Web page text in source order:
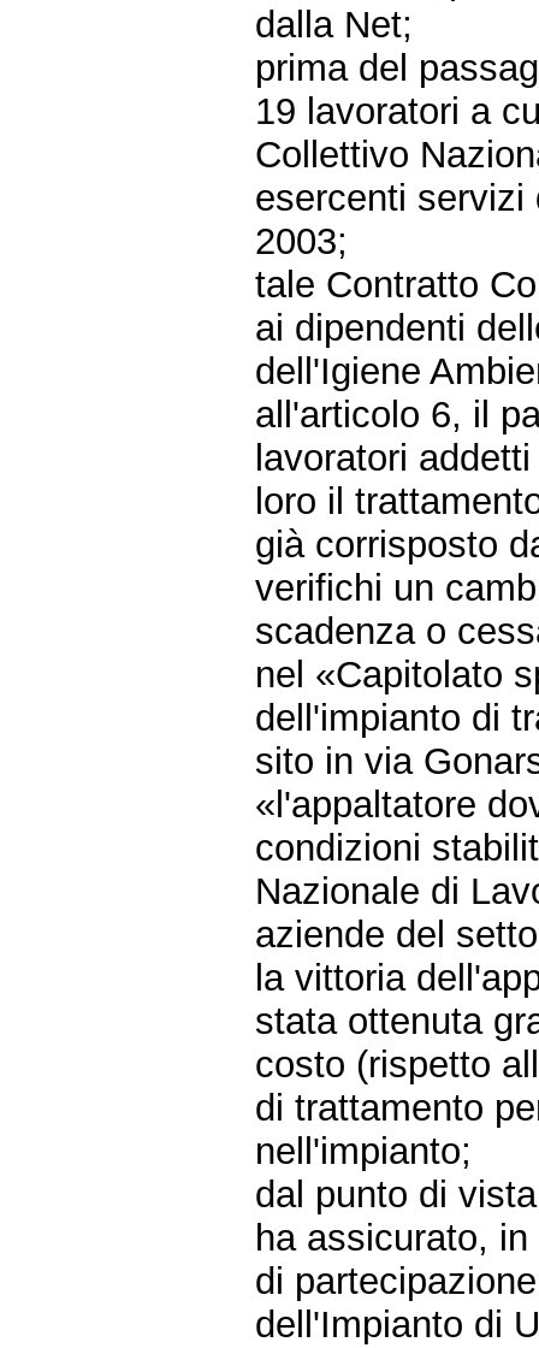
dalla Net;
prima del
19 lavoratori a
Collettivo
esercenti servizi
2003;
tale Contratto
ai dipendenti
dell'Igiene
all'articolo 6, il
lavoratori
loro il
già corrisposto
verifichi un
scadenza o
nel «Capitolato
dell'impianto di
sito in via
«l'appaltatore
condizioni
Nazionale di
aziende del
la vittoria
stata ottenuta
costo (rispetto
di trattamento
nell'impianto;
dal punto di
ha assicurato,
di
dell'Impianto di